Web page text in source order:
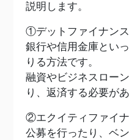
説明します。
①デットファイナンス
銀行や信用金庫とい
りる方法です。
融資やビジネスロー
り、返済する必要が
②エクイティファイナ
公募を行ったり、ベ